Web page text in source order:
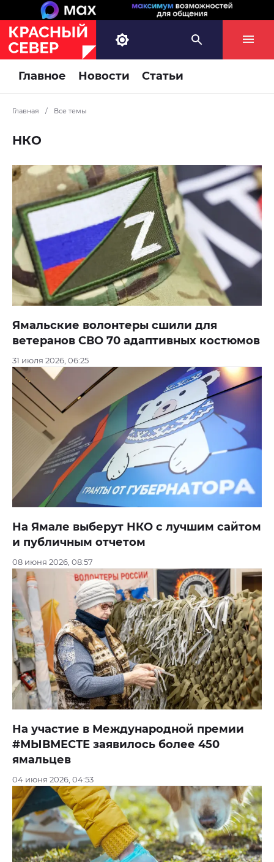
Главное Новости Статьи
Главная / Все темы
НКО
Ямальские волонтеры сшили для
ветеранов СВО 70 адаптивных костюмов
31 июля 2026, 06:25
На Ямале выберут НКО с лучшим сайтом
и публичным отчетом
08 июня 2026, 08:57
На участие в Международной премии
#МЫВМЕСТЕ заявилось более 450
ямальцев
04 июня 2026, 04:53